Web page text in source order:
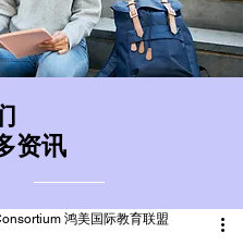
资讯
鸿美国际教育联盟